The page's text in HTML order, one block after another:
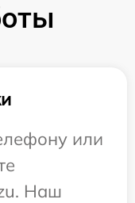
или
Наш